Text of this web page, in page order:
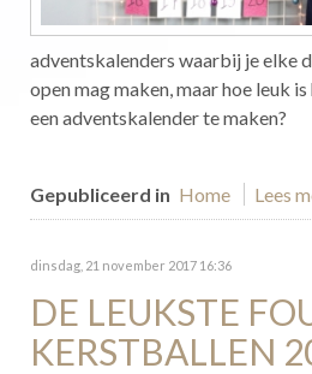
adventskalenders waarbij je elke
open mag maken, maar hoe leuk
een adventskalender te maken?
Gepubliceerd in Home Lees
dinsdag, 21 november 2017 16:36
DE LEUKSTE
KERSTBALLEN